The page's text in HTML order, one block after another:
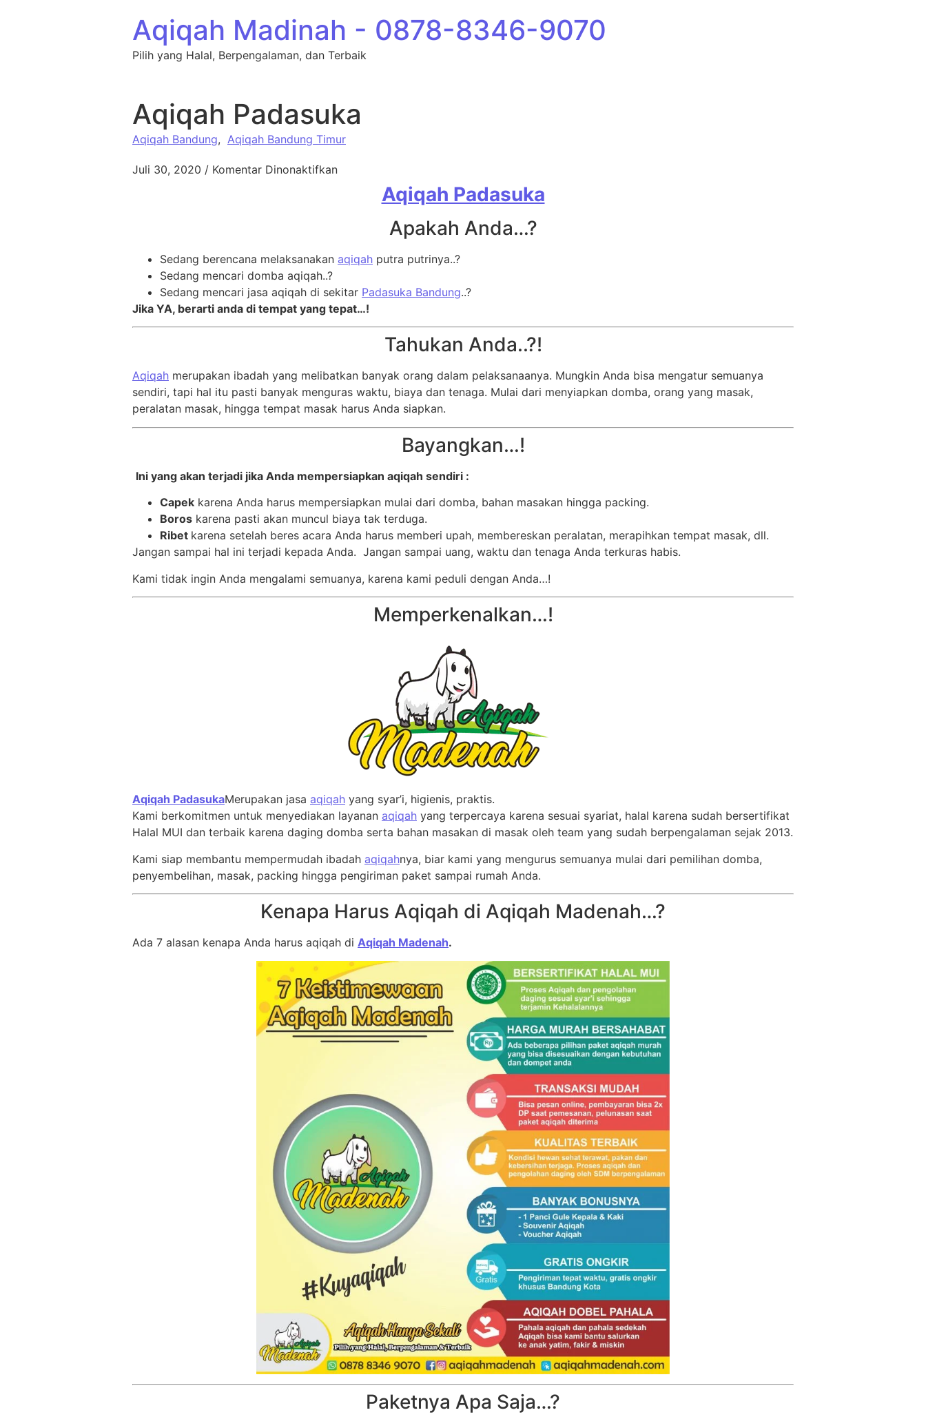
Aqiqah Madinah - 0878-8346-9070
Pilih yang Halal, Berpengalaman, dan Terbaik
Aqiqah Padasuka
Aqiqah Bandung, Aqiqah Bandung Timur
Juli 30, 2020 / Komentar Dinonaktifkanpada Aqiqah Padasuka
Aqiqah Padasuka
Apakah Anda…?
Sedang berencana melaksanakan aqiqah putra putrinya..?
Sedang mencari domba aqiqah..?
Sedang mencari jasa aqiqah di sekitar Padasuka Bandung..?
Jika YA, berarti anda di tempat yang tepat…!
Tahukan Anda..?!
Aqiqah merupakan ibadah yang melibatkan banyak orang dalam pelaksanaanya. Mungkin Anda bisa mengatur semuanya
sendiri, tapi hal itu pasti banyak menguras waktu, biaya dan tenaga. Mulai dari menyiapkan domba, orang yang masak,
peralatan masak, hingga tempat masak harus Anda siapkan.
Bayangkan…!
Ini yang akan terjadi jika Anda mempersiapkan aqiqah sendiri :
Capek karena Anda harus mempersiapkan mulai dari domba, bahan masakan hingga packing.
Boros karena pasti akan muncul biaya tak terduga.
Ribet karena setelah beres acara Anda harus memberi upah, membereskan peralatan, merapihkan tempat masak, dll.
Jangan sampai hal ini terjadi kepada Anda. Jangan sampai uang, waktu dan tenaga Anda terkuras habis.
Kami tidak ingin Anda mengalami semuanya, karena kami peduli dengan Anda…!
Memperkenalkan…!
Aqiqah PadasukaMerupakan jasa aqiqah yang syar’i, higienis, praktis.
Kami berkomitmen untuk menyediakan layanan aqiqah yang terpercaya karena sesuai syariat, halal karena sudah bersertifikat
Halal MUI dan terbaik karena daging domba serta bahan masakan di masak oleh team yang sudah berpengalaman sejak 2013.
Kami siap membantu mempermudah ibadah aqiqahnya, biar kami yang mengurus semuanya mulai dari pemilihan domba,
penyembelihan, masak, packing hingga pengiriman paket sampai rumah Anda.
Kenapa Harus Aqiqah di Aqiqah Madenah…?
Ada 7 alasan kenapa Anda harus aqiqah di Aqiqah Madenah.
Paketnya Apa Saja…?